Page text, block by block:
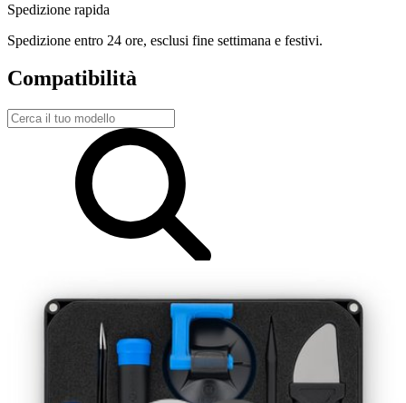
Spedizione rapida
Spedizione entro 24 ore, esclusi fine settimana e festivi.
Compatibilità